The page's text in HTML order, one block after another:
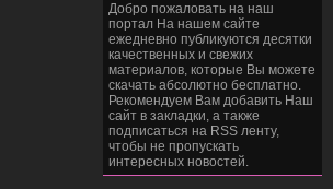
Добро пожаловать на наш
портал На нашем сайте
ежедневно публикуются десятки
качественных и свежих
материалов, которые Вы можете
скачать абсолютно бесплатно.
Рекомендуем Вам добавить Наш
сайт в закладки, а также
подписаться на RSS ленту,
чтобы не пропускать
интересных новостей.